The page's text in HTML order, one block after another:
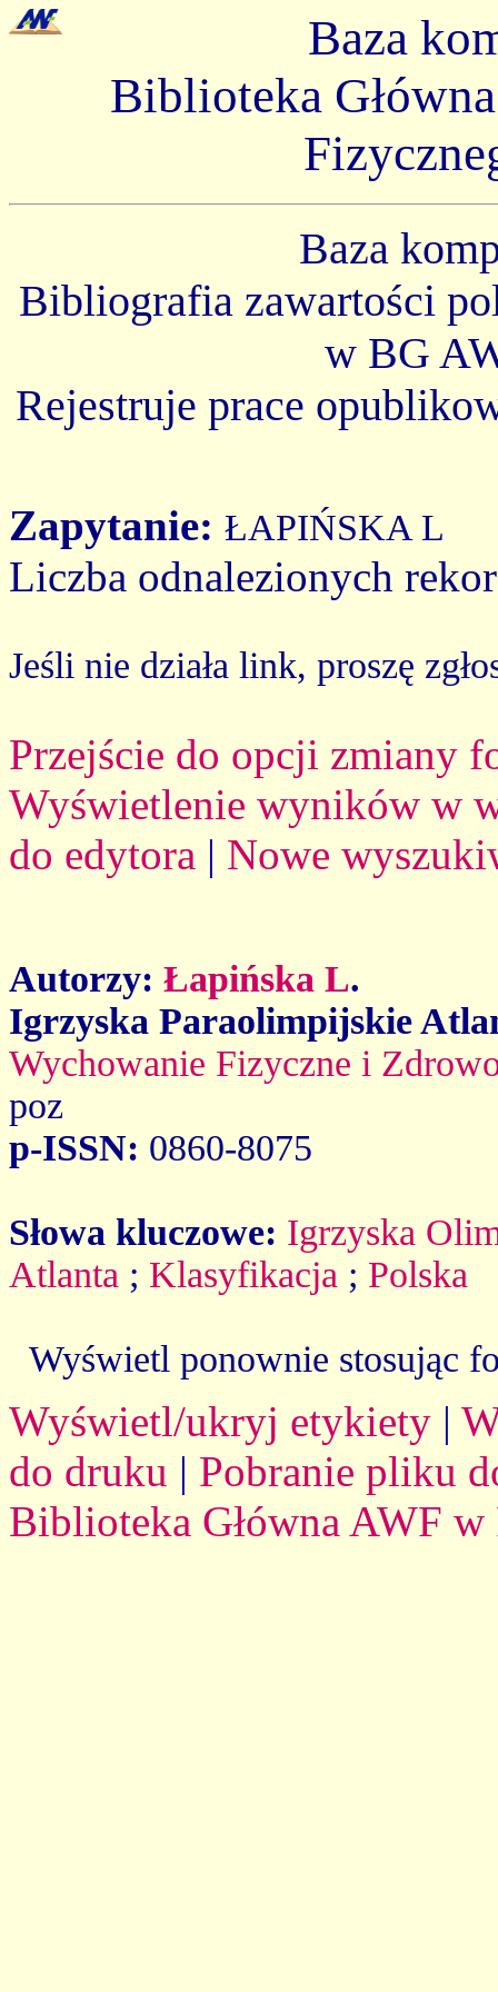
Baza
Biblioteka
Baza
Bibliografia zawartości
w BG
Rejestruje prace
Zapytanie: ŁAPIŃSKA L
Liczba odnalezionych
Jeśli nie działa link, proszę
Przejście do opcji zmiany
Wyświetlenie wyników w
do edytora | Nowe
Autorzy: Łapińska L.
Igrzyska Paraolimpijskie
Wychowanie Fizyczne i
poz
p-ISSN: 0860-8075
Słowa kluczowe: Igrzyska
Atlanta ; Klasyfikacja ; Polska
Wyświetl ponownie stosując
Wyświetl/ukryj etykiety |
do druku | Pobranie pliku
Biblioteka Główna AWF w